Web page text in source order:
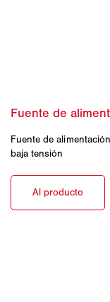
Fuente de
baja tensión